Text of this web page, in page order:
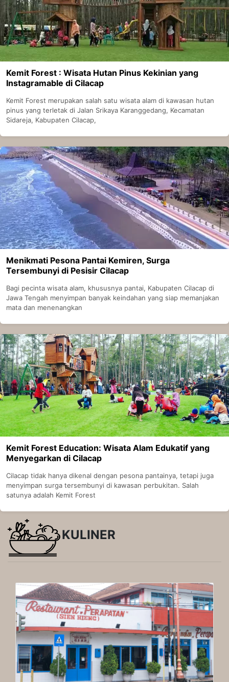
Kemit Forest : Wisata Hutan Pinus Kekinian yang
Instagramable di Cilacap
Kemit Forest merupakan salah satu wisata alam di kawasan hutan
pinus yang terletak di Jalan Srikaya Karanggedang, Kecamatan
Sidareja, Kabupaten Cilacap,
Menikmati Pesona Pantai Kemiren, Surga
Tersembunyi di Pesisir Cilacap
Bagi pecinta wisata alam, khususnya pantai, Kabupaten Cilacap di
Jawa Tengah menyimpan banyak keindahan yang siap memanjakan
mata dan menenangkan
Kemit Forest Education: Wisata Alam Edukatif yang
Menyegarkan di Cilacap
Cilacap tidak hanya dikenal dengan pesona pantainya, tetapi juga
menyimpan surga tersembunyi di kawasan perbukitan. Salah
satunya adalah Kemit Forest
KULINER